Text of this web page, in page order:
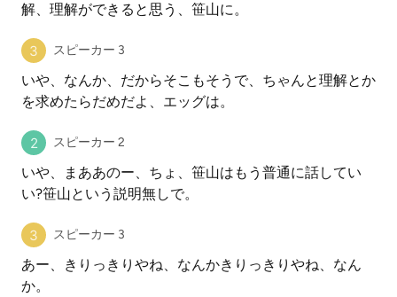
解、理解ができると思う、笹山に。
スピーカー 3
いや、なんか、だからそこもそうで、ちゃんと理解とか
を求めたらだめだよ、エッグは。
スピーカー 2
いや、まああのー、ちょ、笹山はもう普通に話してい
い?笹山という説明無しで。
スピーカー 3
あー、きりっきりやね、なんかきりっきりやね、なん
か。